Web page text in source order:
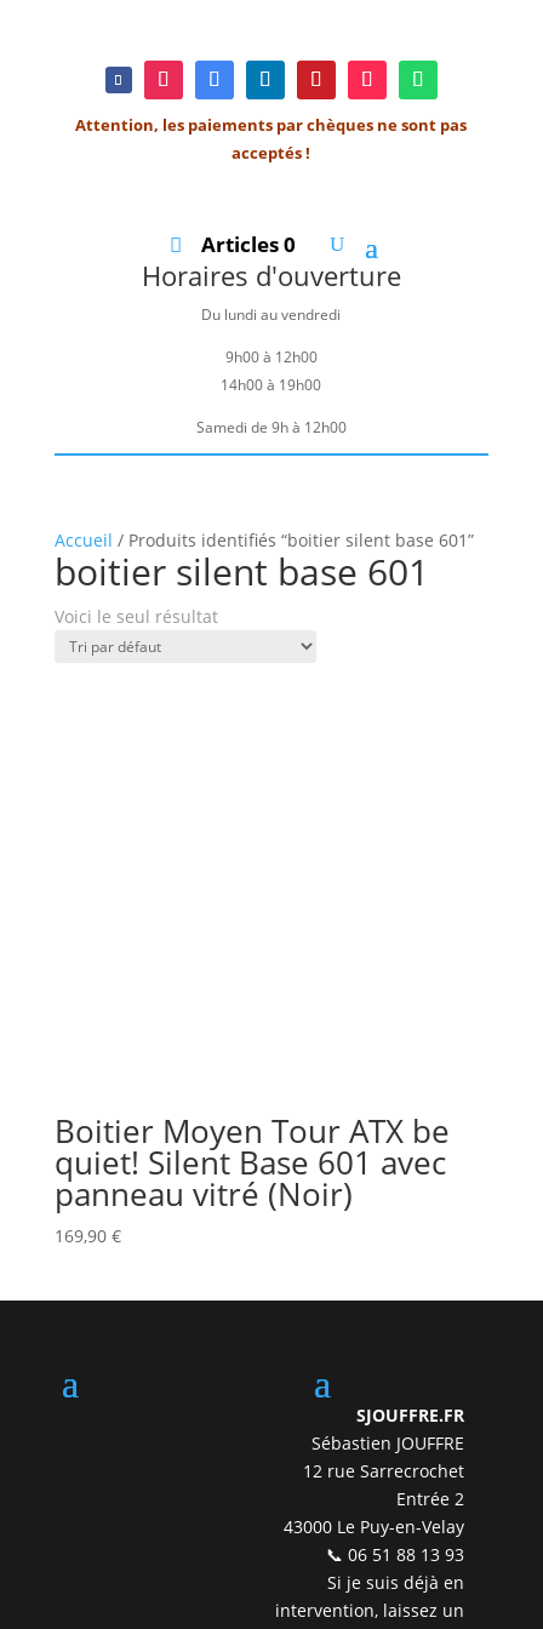
Attention, les paiements par chèques ne sont pas
acceptés !
Articles 0
Horaires d'ouverture
Du lundi au vendredi
9h00 à 12h00
14h00 à 19h00
Samedi de 9h à 12h00
Accueil / Produits identifiés “boitier silent base 601”
boitier silent base 601
Voici le seul résultat
Boitier Moyen Tour ATX be
quiet! Silent Base 601 avec
panneau vitré (Noir)
169,90 €
SJOUFFRE.FR
Sébastien JOUFFRE
12 rue Sarrecrochet
Entrée 2
43000 Le Puy-en-Velay
📞 06 51 88 13 93
Si je suis déjà en
intervention, laissez un